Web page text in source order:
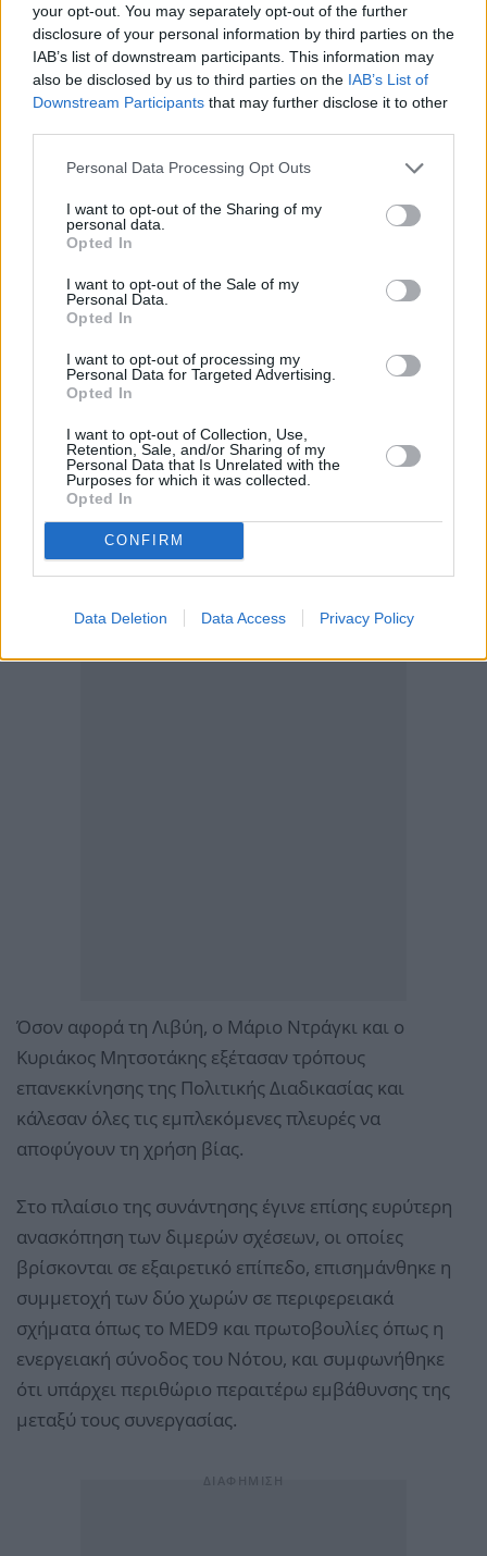
your opt-out. You may separately opt-out of the further
disclosure of your personal information by third parties on the
IAB’s list of downstream participants. This information may
also be disclosed by us to third parties on the IAB’s List of
Downstream Participants that may further disclose it to other
Personal Data Processing Opt Outs
I want to opt-out of the Sharing of my
personal data.
Opted In
I want to opt-out of the Sale of my
Personal Data.
Opted In
I want to opt-out of processing my
Personal Data for Targeted Advertising.
Opted In
I want to opt-out of Collection, Use,
Retention, Sale, and/or Sharing of my
Personal Data that Is Unrelated with the
Purposes for which it was collected.
Opted In
CONFIRM
Data Deletion Data Access Privacy Policy
διαδικασίας που είχε διατυπώσει στην πρόσφατη
Σύνοδο Κορυφής της Διαδικασίας Συνεργασίας
Νοτιοανατολικής Ευρώπης στη Θεσσαλονίκη, όπου
πρότεινε την ευρωπαϊκή ενσωμάτωση των Δυτικών
Βαλκανίων μέχρι το 2033.
ομόλογό του για τις νεότερες εξελίξεις στην
ανατολική Μεσόγειο και για την τουρκική
επιθετικότητα.
Όσον αφορά τη Λιβύη, ο Μάριο Ντράγκι και ο
Κυριάκος Μητσοτάκης εξέτασαν τρόπους
επανεκκίνησης της Πολιτικής Διαδικασίας και
κάλεσαν όλες τις εμπλεκόμενες πλευρές να
αποφύγουν τη χρήση βίας.
Στο πλαίσιο της συνάντησης έγινε επίσης ευρύτερη
ανασκόπηση των διμερών σχέσεων, οι οποίες
βρίσκονται σε εξαιρετικό επίπεδο, επισημάνθηκε η
συμμετοχή των δύο χωρών σε περιφερειακά
σχήματα όπως το MED9 και πρωτοβουλίες όπως η
ενεργειακή σύνοδος του Νότου, και συμφωνήθηκε
ότι υπάρχει περιθώριο περαιτέρω εμβάθυνσης της
μεταξύ τους συνεργασίας.